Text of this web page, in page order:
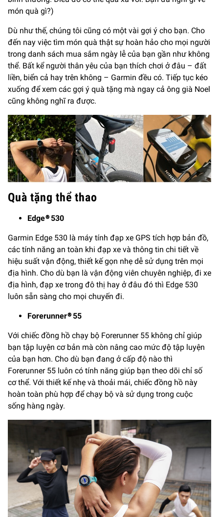
món quà gì?)
Dù như thế, chúng tôi cũng có một vài gợi ý cho bạn. Cho
đến nay việc tìm món quà thật sự hoàn hảo cho mọi người
trong danh sách mua sắm ngày lễ của bạn gần như không
thể. Bất kể người thân yêu của bạn thích chơi ở đâu – đất
liền, biển cả hay trên không – Garmin đều có. Tiếp tục kéo
xuống để xem các gợi ý quà tặng mà ngay cả ông già Noel
cũng không nghĩ ra được.
Quà tặng thể thao
Edge® 530
Garmin Edge 530 là máy tính đạp xe GPS tích hợp bản đồ,
các tính năng an toàn khi đạp xe và thông tin chi tiết về
hiệu suất vận động, thiết kế gọn nhẹ dễ sử dụng trên mọi
địa hình. Cho dù bạn là vận động viên chuyên nghiệp, đi xe
địa hình, đạp xe trong đô thị hay ở đâu đó thì Edge 530
luôn sẵn sàng cho mọi chuyến đi.
Forerunner® 55
Với chiếc đồng hồ chạy bộ Forerunner 55 không chỉ giúp
bạn tập luyện cơ bản mà còn nâng cao mức độ tập luyện
của bạn hơn. Cho dù bạn đang ở cấp độ nào thì
Forerunner 55 luôn có tính năng giúp bạn theo dõi chỉ số
cơ thể. Với thiết kế nhẹ và thoải mái, chiếc đồng hồ này
hoàn toàn phù hợp để chạy bộ và sử dụng trong cuộc
sống hàng ngày.